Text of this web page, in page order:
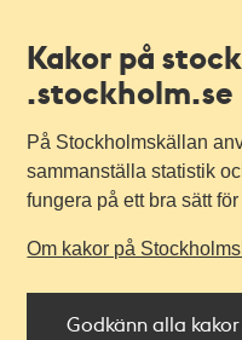
Kakor på
.stockholm.se
På Stockholmskällan
sammanställa statistik
fungera på ett bra sätt för
Om kakor på
Godkänn alla kakor